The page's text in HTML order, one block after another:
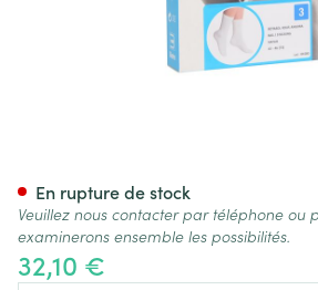
32,10 €
En rupture de stock
Veuillez nous contacter par téléphone ou
examinerons ensemble les possibilités.